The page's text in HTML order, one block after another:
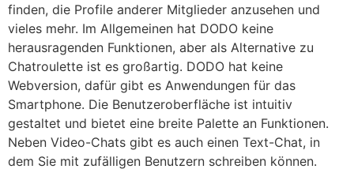
finden, die Profile anderer Mitglieder anzusehen und
vieles mehr. Im Allgemeinen hat DODO keine
herausragenden Funktionen, aber als Alternative zu
Chatroulette ist es großartig. DODO hat keine
Webversion, dafür gibt es Anwendungen für das
Smartphone. Die Benutzeroberfläche ist intuitiv
gestaltet und bietet eine breite Palette an Funktionen.
Neben Video-Chats gibt es auch einen Text-Chat, in
dem Sie mit zufälligen Benutzern schreiben können.